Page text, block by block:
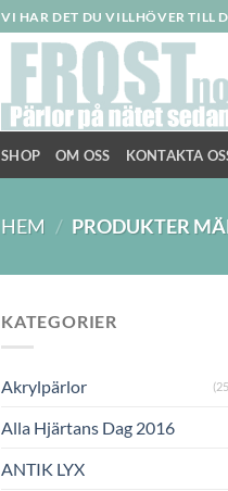
VI HAR DET DU VILLHÖVER TILL
SHOP OM OSS KONTAKTA
HEM / PRODUKTER
KATEGORIER
Akrylpärlor
Alla Hjärtans Dag 2016
ANTIK LYX